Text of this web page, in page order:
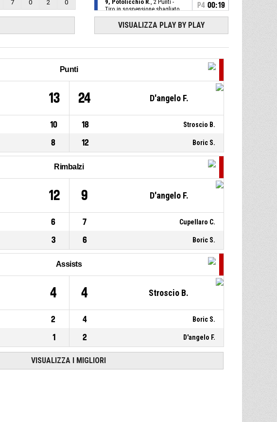
7 0 2 0 9, Potolicchio R., 2 Punti -
Tiro in sospensione sbagliato
P4 00:19
P400:19
77, Cupellaro C., 2 Punti - Tiro
in sospensione sbagliato
Rimbalzo difensivo
4, Lombardi I.,
BASKETBALL_ACTION_3PT_JUMPSHOT
P4
01:29
difensivo
P401:34
P4
BASKETBALL_ACTION_3PT_JUMPSHOT
sbagliato
VISUALIZZA PLAY BY PLAY
Punti
13 24 D'angelo F.
10 18 Stroscio B.
8 12 Boric S.
Rimbalzi
12 9 D'angelo F.
6 7 Cupellaro C.
3 6 Boric S.
Assists
4 4 Stroscio B.
2 4 Boric S.
1 2 D'angelo F.
VISUALIZZA I MIGLIORI